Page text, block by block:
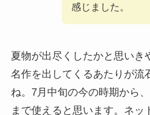
感じました。
夏物が出尽くしたかと思いき
名作を出してくるあたりが流
ね。7月中旬の今の時期から
まで使えると思います。ネッ